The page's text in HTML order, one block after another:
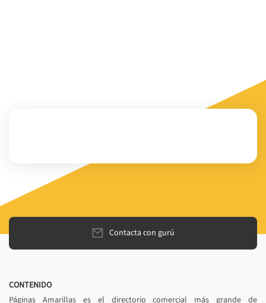
Contacta con gurú
CONTENIDO
Páginas Amarillas es el directorio comercial más grande de